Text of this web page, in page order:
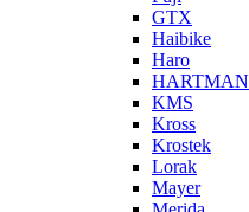
GTX
Haibike
Haro
HARTMAN
KMS
Kross
Krostek
Lorak
Mayer